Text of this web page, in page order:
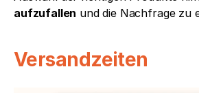
aufzufallen und die Nachfrage zu
Versandzeiten